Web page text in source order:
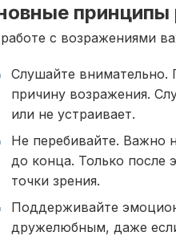
с возражениями
Слушайте внимательно.
причину возражения.
или не устраивает.
Не перебивайте. Важно
до конца. Только после
точки зрения.
Поддерживайте
дружелюбным, даже